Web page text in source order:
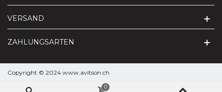
VERSAND
ZAHLUNGSARTEN
Copyright © 2024 www.avitson.ch
0